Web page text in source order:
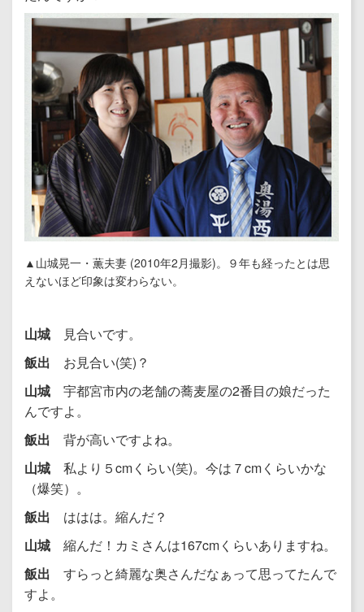
▲山城晃一・薫夫妻 (2010年2月撮影)。９年も経ったとは思
えないほど印象は変わらない。
山城 見合いです。
飯出 お見合い(笑)？
山城 宇都宮市内の老舗の蕎麦屋の2番目の娘だった
んですよ。
飯出 背が高いですよね。
山城 私より５cmくらい(笑)。今は７cmくらいかな
（爆笑）。
飯出 ははは。縮んだ？
山城 縮んだ！カミさんは167cmくらいありますね。
飯出 すらっと綺麗な奥さんだなぁって思ってたんで
すよ。